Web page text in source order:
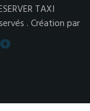
TAXI
. Création par